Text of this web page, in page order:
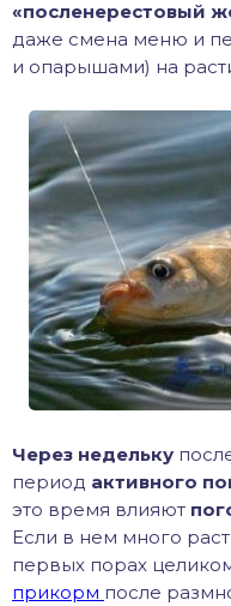
«посленерестовый
даже смена меню и
и опарышами) на
Через недельку
период активного
это время влияют
Если в нем много
первых порах
прикорм после